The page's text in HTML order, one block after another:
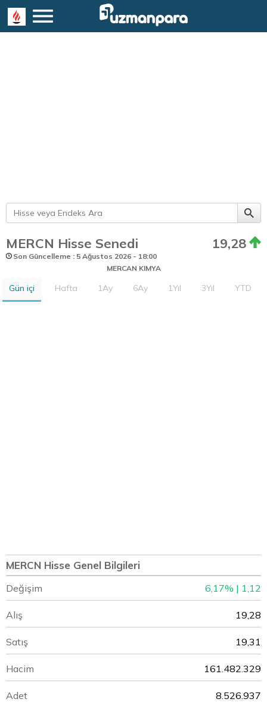
MERCN Hisse Senedi 19,28
Son Güncelleme : 5 Ağustos 2026 - 18:00
MERCAN KIMYA
Gün içi Hafta 1Ay 6Ay 1Yıl 3Yıl YTD
MERCN Hisse Genel Bilgileri
Değişim 6,17% | 1,12
Alış 19,28
Satış 19,31
Hacim 161.482.329
Adet 8.526.937